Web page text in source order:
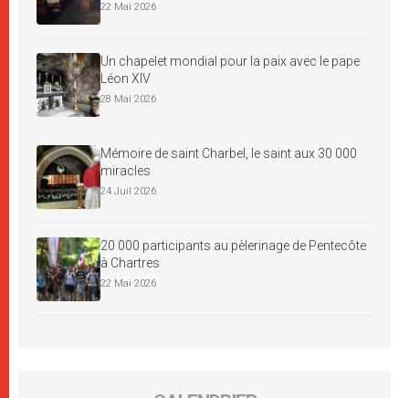
22 Mai 2026
Un chapelet mondial pour la paix avec le pape
Léon XIV
28 Mai 2026
Mémoire de saint Charbel, le saint aux 30 000
miracles
24 Juil 2026
20 000 participants au pèlerinage de Pentecôte
à Chartres
22 Mai 2026